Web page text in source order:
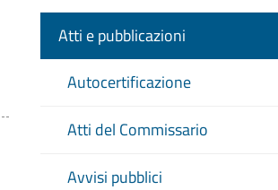
Atti e pubblicazioni
Autocertificazione
Atti del Commissario
Avvisi pubblici